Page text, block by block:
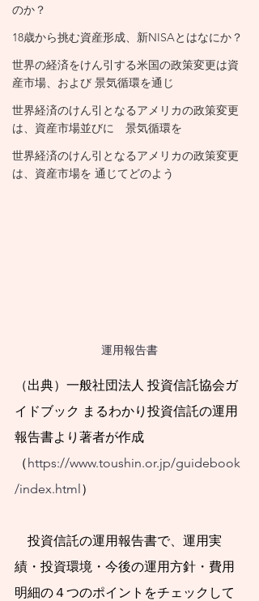
は、それに合わせた
相当の支出が発生し
ます。必然的に発生
する支出であれば、
将来に向けて背負っ
ている負債です。
​人生100年時代が現
日本社会で急速な
で、人口減社会にお
いても持 続可能な暮
らし方・働き方と、
そのような暮らし
な資産形成・資産運
用が必要となりま
す。人口減社会の資
のか？
18歳から挑む資産形成、新NISAとはなにか？
世界の経済をけん引する米国の政策変更は資
産市場、および 景気循環を通じ
世界経済のけん引となるアメリカの政策変更
は、資産市場並びに 景気循環を
世界経済のけん引となるアメリカの政策変更
は、資産市場を 通じてどのよう
運用報告書
（出典）一般社団法人 投資信託協会ガ
イドブック まるわかり投資信託の運用
報告書より著者が作成
（https://www.toushin.or.jp/guidebook
/index.html）
投資信託の運用報告書で、運用実
績・投資環境・今後の運用方針・費用
明細の４つのポイントをチェックして